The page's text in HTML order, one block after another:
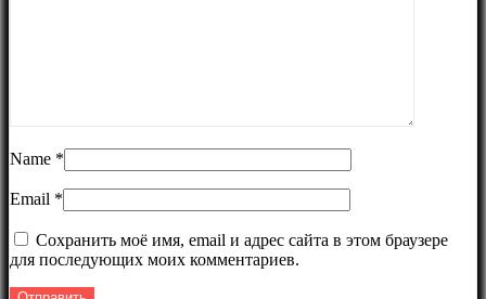
Name *
Email *
Сохранить моё имя, email и адрес сайта в этом браузере
для последующих моих комментариев.